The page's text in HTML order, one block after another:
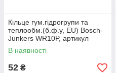
Кільце гум.гідрогрупи та
теплообм.(б.ф.у, EU) Bosch-
Junkers WR10P, артикул
8700205023, к.з. 0508/1
В наявності
52 ₴